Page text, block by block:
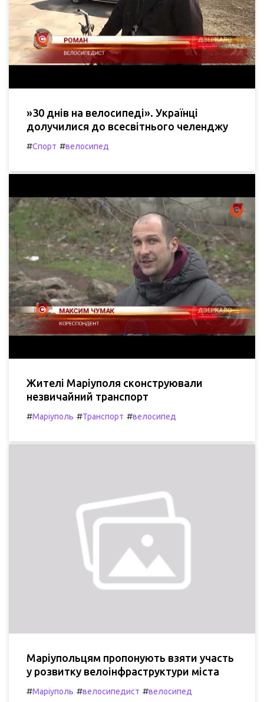
»30 днів на велосипеді». Українці
долучилися до всесвітнього челенджу
#Спорт #велосипед
Жителі Маріуполя сконструювали
незвичайний транспорт
#Маріуполь #Транспорт #велосипед
Маріупольцям пропонують взяти участь
у розвитку велоінфраструктури міста
#Маріуполь #велосипедист #велосипед